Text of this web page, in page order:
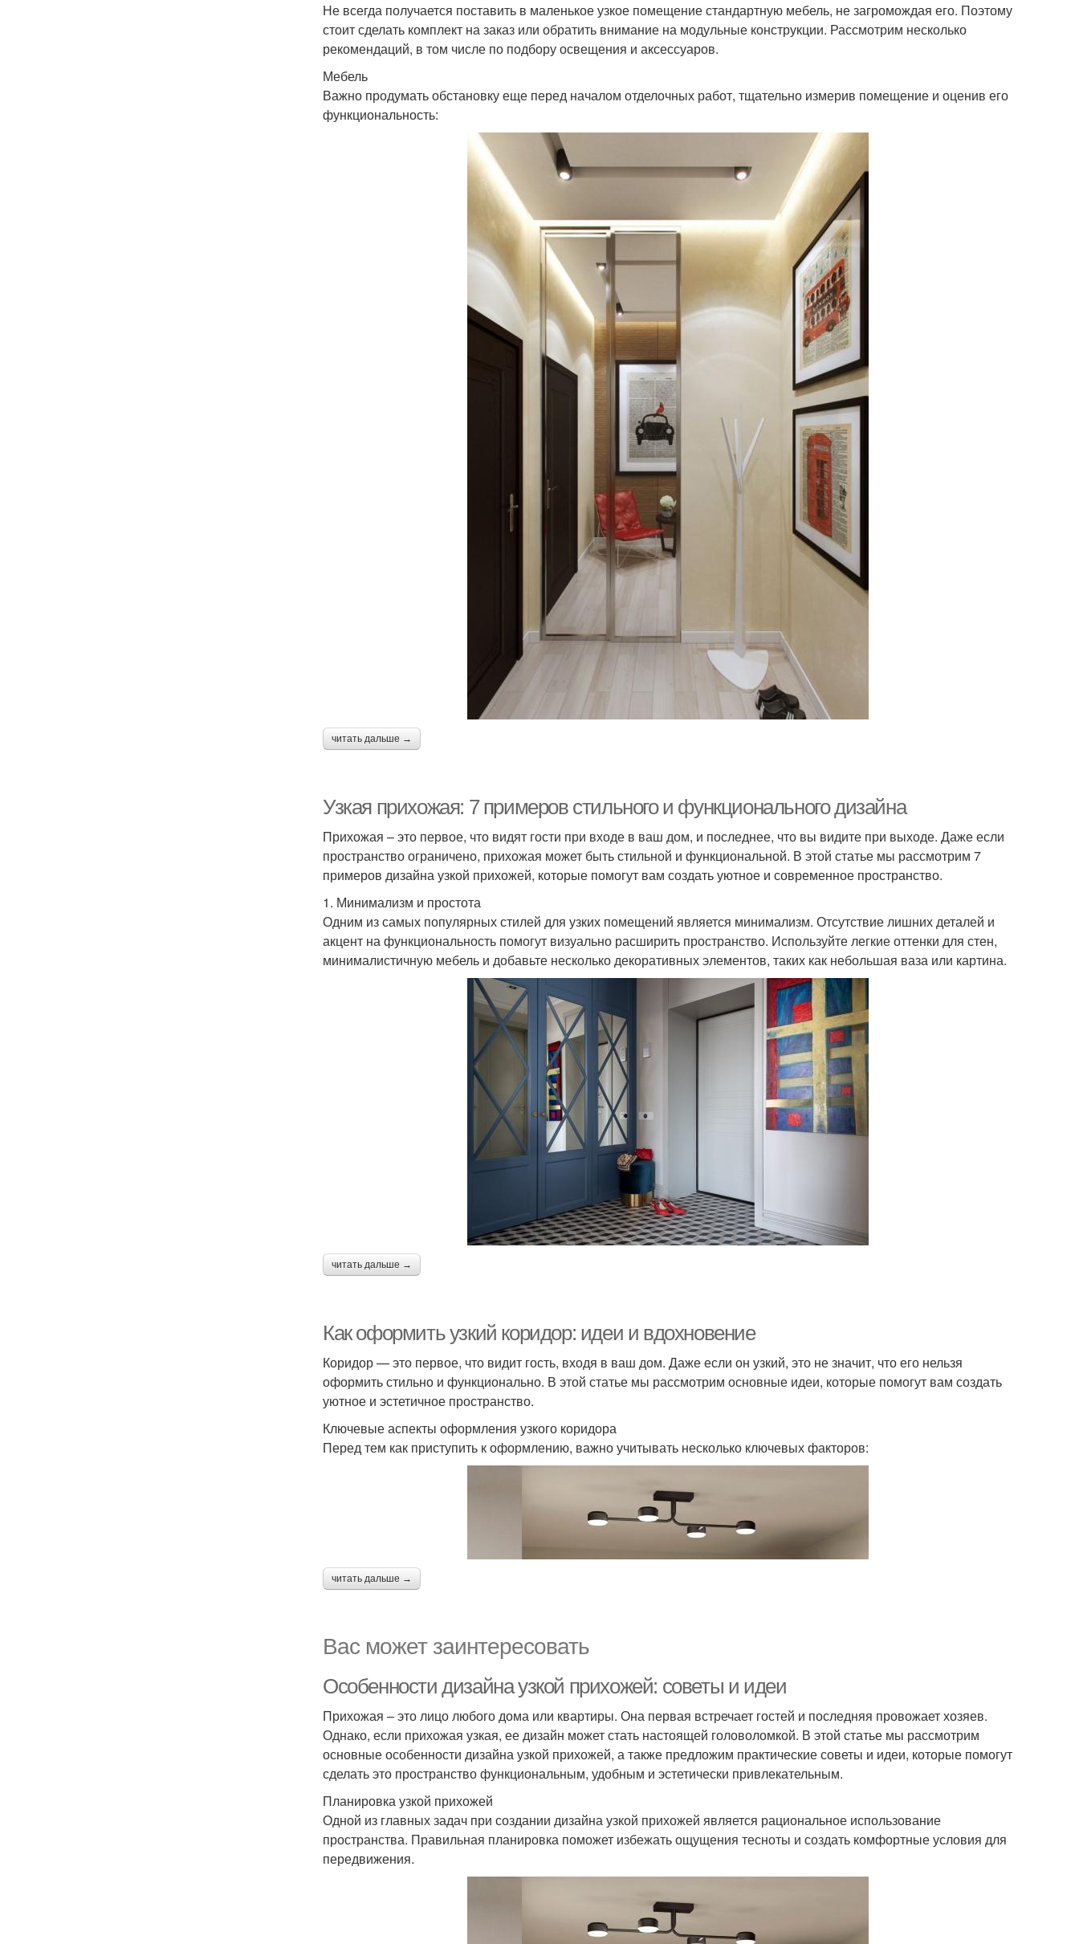
Не всегда получается поставить в маленькое узкое помещение стандартную мебель, не загромождая его. Поэтому
стоит сделать комплект на заказ или обратить внимание на модульные конструкции. Рассмотрим несколько
рекомендаций, в том числе по подбору освещения и аксессуаров.
Мебель
Важно продумать обстановку еще перед началом отделочных работ, тщательно измерив помещение и оценив его
функциональность:
читать дальше →
Узкая прихожая: 7 примеров стильного и функционального дизайна
Прихожая – это первое, что видят гости при входе в ваш дом, и последнее, что вы видите при выходе. Даже если
пространство ограничено, прихожая может быть стильной и функциональной. В этой статье мы рассмотрим 7
примеров дизайна узкой прихожей, которые помогут вам создать уютное и современное пространство.
1. Минимализм и простота
Одним из самых популярных стилей для узких помещений является минимализм. Отсутствие лишних деталей и
акцент на функциональность помогут визуально расширить пространство. Используйте легкие оттенки для стен,
минималистичную мебель и добавьте несколько декоративных элементов, таких как небольшая ваза или картина.
читать дальше →
Как оформить узкий коридор: идеи и вдохновение
Коридор — это первое, что видит гость, входя в ваш дом. Даже если он узкий, это не значит, что его нельзя
оформить стильно и функционально. В этой статье мы рассмотрим основные идеи, которые помогут вам создать
уютное и эстетичное пространство.
Ключевые аспекты оформления узкого коридора
Перед тем как приступить к оформлению, важно учитывать несколько ключевых факторов:
читать дальше →
Вас может заинтересовать
Особенности дизайна узкой прихожей: советы и идеи
Прихожая – это лицо любого дома или квартиры. Она первая встречает гостей и последняя провожает хозяев.
Однако, если прихожая узкая, ее дизайн может стать настоящей головоломкой. В этой статье мы рассмотрим
основные особенности дизайна узкой прихожей, а также предложим практические советы и идеи, которые помогут
сделать это пространство функциональным, удобным и эстетически привлекательным.
Планировка узкой прихожей
Одной из главных задач при создании дизайна узкой прихожей является рациональное использование
пространства. Правильная планировка поможет избежать ощущения тесноты и создать комфортные условия для
передвижения.